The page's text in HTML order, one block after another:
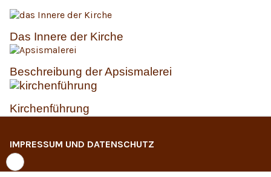
Das Innere der Kirche
Beschreibung der Apsismalerei
Kirchenführung
IMPRESSUM UND DATENSCHUTZ